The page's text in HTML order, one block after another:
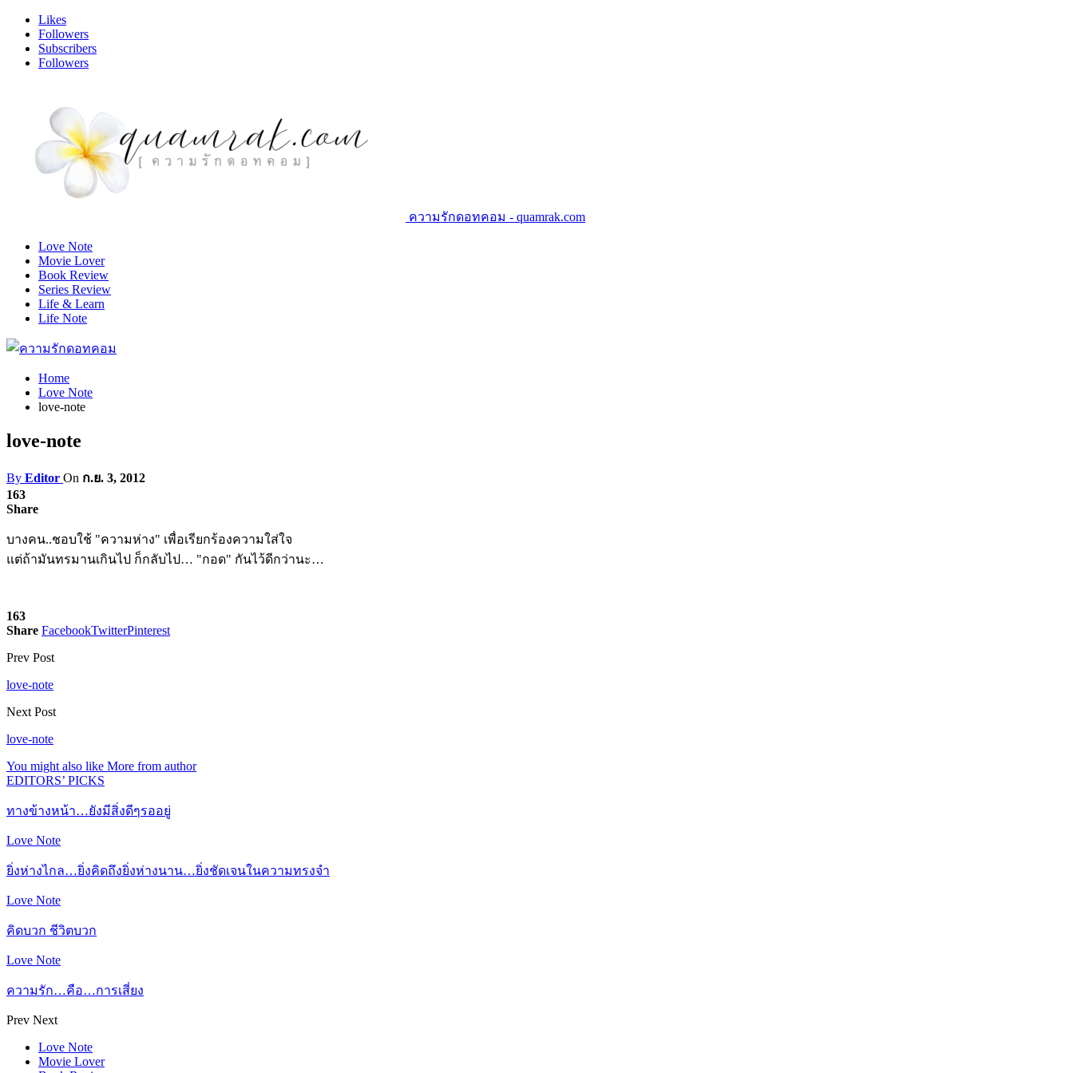
Likes
Followers
Subscribers
Followers
ความรักดอทคอม - quamrak.com
Love Note
Movie Lover
Book Review
Series Review
Life & Learn
Life Note
Home
Love Note
love-note
love-note
By Editor On ก.ย. 3, 2012
163
Share
บางคน..ชอบใช้ "ความห่าง" เพื่อเรียกร้องความใส่ใจ
แต่ถ้ามันทรมานเกินไป ก็กลับไป… "กอด" กันไว้ดีกว่านะ…
163
Share FacebookTwitterPinterest
Prev Post
love-note
Next Post
love-note
You might also like More from author
EDITORS’ PICKS
ทางข้างหน้า…ยังมีสิ่งดีๆรออยู่
Love Note
ยิ่งห่างไกล…ยิ่งคิดถึงยิ่งห่างนาน…ยิ่งชัดเจนในความทรงจำ
Love Note
คิดบวก ชีวิตบวก
Love Note
ความรัก…คือ…การเสี่ยง
Prev Next
Love Note
Movie Lover